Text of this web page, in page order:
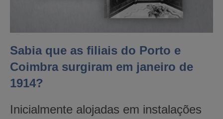
Sabia que as filiais do Porto e
Coimbra surgiram em janeiro de
1914?
Inicialmente alojadas em instalações